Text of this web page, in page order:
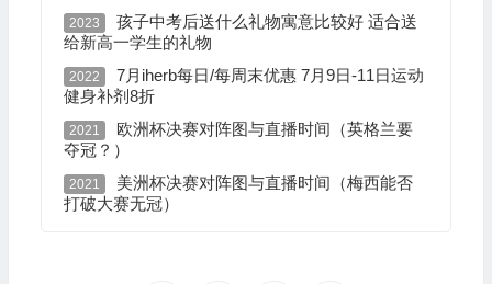
2023
孩子中考后送什么礼物寓意比较好 适合送
给新高一学生的礼物
2022
7月iherb每日/每周末优惠 7月9日-11日运动
健身补剂8折
2021
欧洲杯决赛对阵图与直播时间（英格兰要
夺冠？）
2021
美洲杯决赛对阵图与直播时间（梅西能否
打破大赛无冠）